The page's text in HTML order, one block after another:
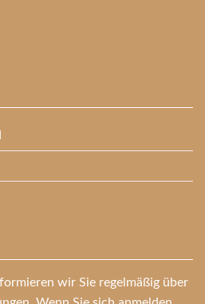
wir Sie regelmäßig über